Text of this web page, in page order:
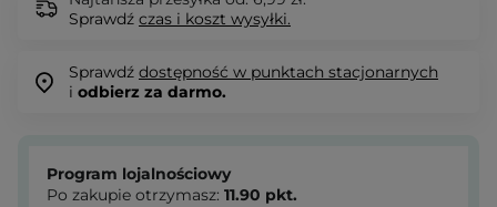
Sprawdź czas i koszt wysyłki.
Sprawdź dostępność w punktach stacjonarnych
i odbierz za darmo.
Program lojalnościowy
Po zakupie otrzymasz: 11.90 pkt.